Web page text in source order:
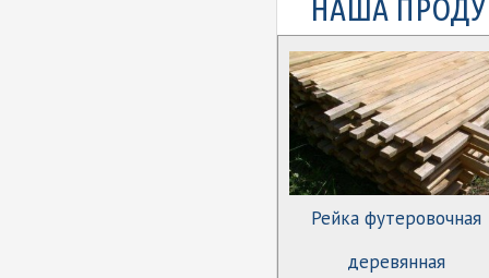
НАША
Рейка футеровочная
деревянная